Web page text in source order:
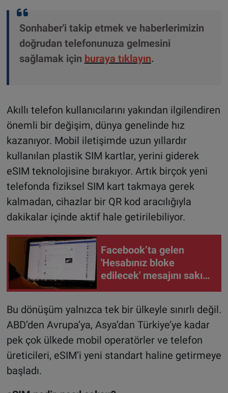
Sonhaber'i takip etmek ve haberlerimizin
doğrudan telefonunuza gelmesini
sağlamak için buraya tıklayın.
Akıllı telefon kullanıcılarını yakından ilgilendiren
önemli bir değişim, dünya genelinde hız
kazanıyor. Mobil iletişimde uzun yıllardır
kullanılan plastik SIM kartlar, yerini giderek
eSIM teknolojisine bırakıyor. Artık birçok yeni
telefonda fiziksel SIM kart takmaya gerek
kalmadan, cihazlar bir QR kod aracılığıyla
dakikalar içinde aktif hale getirilebiliyor.
Facebook’ta gelen
'Hesabınız bloke
edilecek' mesajını sakın
Bu dönüşüm yalnızca tek bir ülkeyle sınırlı değil.
ABD’den Avrupa’ya, Asya’dan Türkiye’ye kadar
pek çok ülkede mobil operatörler ve telefon
üreticileri, eSIM’i yeni standart haline getirmeye
başladı.